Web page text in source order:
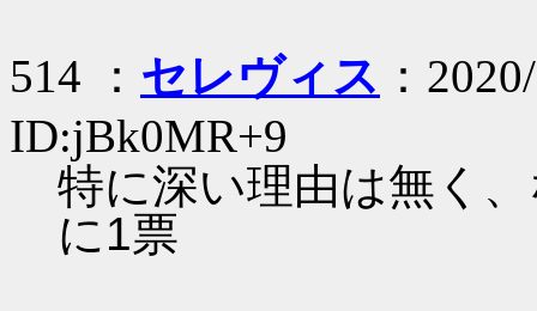
514 ： セレヴィス ：
ID:jBk0MR+9
特に深い理由は無く
に1票